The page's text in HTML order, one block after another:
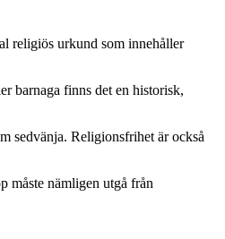
religiös urkund som innehåller
barnaga finns det en historisk,
sedvänja. Religionsfrihet är också
måste nämligen utgå från